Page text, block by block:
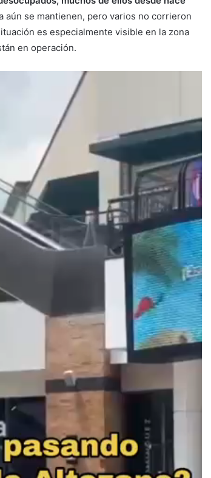
aún se mantienen, pero varios no corrieron
es especialmente visible en la zona
en operación.